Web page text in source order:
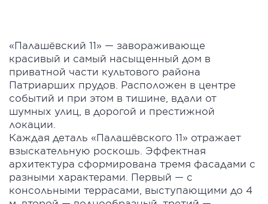
«Палашёвский 11» — завораживающе
красивый и самый насыщенный дом в
приватной части культового района
Патриарших прудов. Расположен в центре
событий и при этом в тишине, вдали от
шумных улиц, в дорогой и престижной
локации.
Каждая деталь «Палашёвского 11» отражает
взыскательную роскошь. Эффектная
архитектура сформирована тремя фасадами с
разными характерами. Первый — с
консольными террасами, выступающими до 4